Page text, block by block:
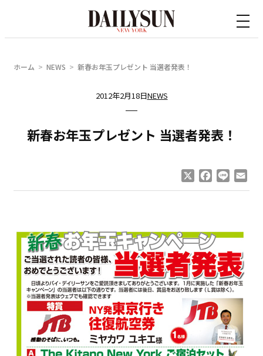
ホーム NEWS 新春お年玉プレゼント 当選者発表！
2012年2月18日NEWS
新春お年玉プレゼント 当選者発表！
Facebook
Line